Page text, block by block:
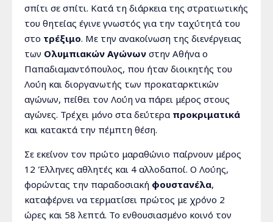
σπίτι σε σπίτι. Κατά τη διάρκεια της στρατιωτικής
του θητείας έγινε γνωστός για την ταχύτητά του
στο τρέξιμο. Με την ανακοίνωση της διενέργειας
των Ολυμπιακών Αγώνων στην Αθήνα ο
Παπαδιαμαντόπουλος, που ήταν διοικητής του
Λούη και διοργανωτής των προκαταρκτικών
αγώνων, πείθει τον Λούη να πάρει μέρος στους
αγώνες. Τρέχει μόνο στα δεύτερα προκριματικά
και κατακτά την πέμπτη θέση.
Σε εκείνον τον πρώτο μαραθώνιο παίρνουν μέρος
12 Έλληνες αθλητές και 4 αλλοδαποί. Ο Λούης,
φορώντας την παραδοσιακή φουστανέλα,
καταφέρνει να τερματίσει πρώτος με χρόνο 2
ώρες και 58 λεπτά. Το ενθουσιασμένο κοινό τον